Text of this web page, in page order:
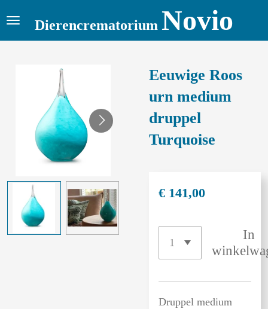
Ga
hoofdinhoud
Dierencrematorium Novio
Eeuwige Roos
urn medium
druppel
Turquoise
€ 141,00
In
Druppel medium